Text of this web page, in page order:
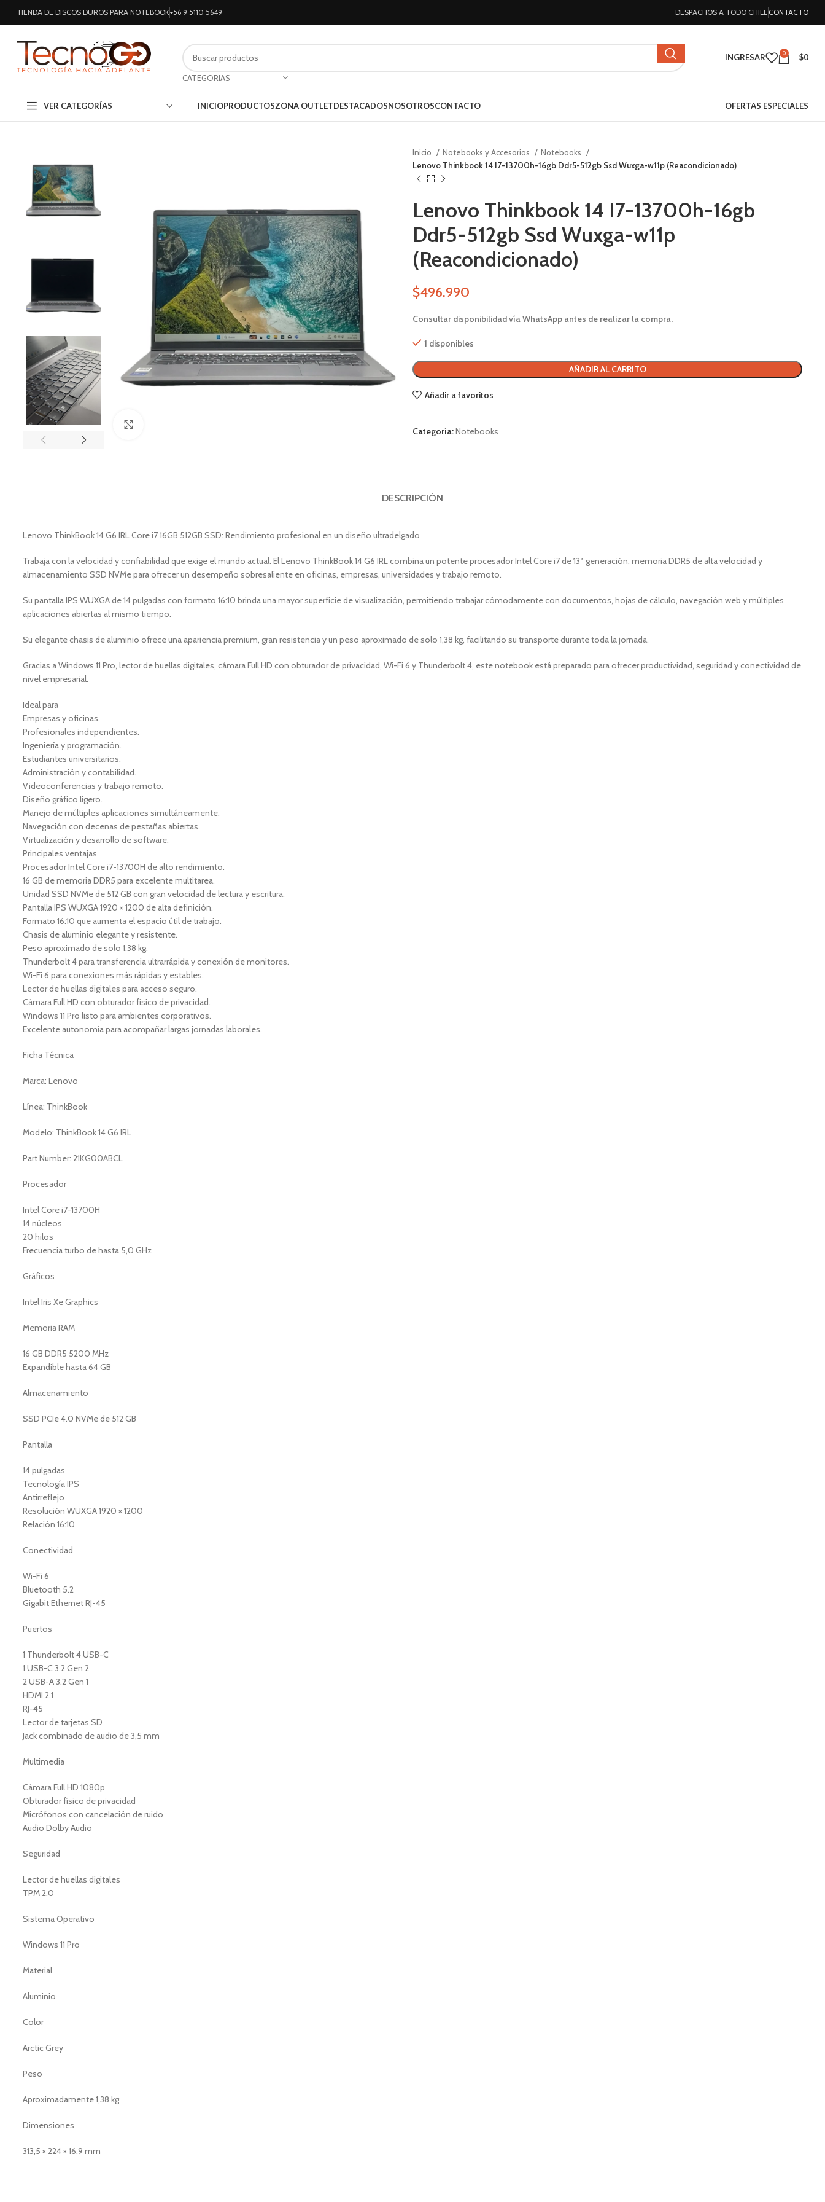
TIENDA DE DISCOS DUROS PARA NOTEBOOK+56 9 5110 5649 DESPACHOS A TODO CHILE CONTACTO
CATEGORIAS
INGRESAR 0 $0
VER CATEGORÍAS INICIOPRODUCTOSZONA OUTLETDESTACADOSNOSOTROSCONTACTO OFERTAS ESPECIALES
Inicio Notebooks y Accesorios
Notebooks
Lenovo Thinkbook 14 I7-13700h-16gb Ddr5-512gb Ssd Wuxga-w11p (Reacondicionado)
Lenovo Thinkbook 14 I7-13700h-16gb
Ddr5-512gb Ssd Wuxga-w11p
(Reacondicionado)
$496.990
Consultar disponibilidad vía WhatsApp antes de realizar la compra.
1 disponibles
AÑADIR AL CARRITO
Añadir a favoritos
Categoría:Notebooks
DESCRIPCIÓN
Lenovo ThinkBook 14 G6 IRL Core i7 16GB 512GB SSD: Rendimiento profesional en un diseño ultradelgado
Trabaja con la velocidad y confiabilidad que exige el mundo actual. El Lenovo ThinkBook 14 G6 IRL combina un potente procesador Intel Core i7 de 13ª generación, memoria DDR5 de alta velocidad y
almacenamiento SSD NVMe para ofrecer un desempeño sobresaliente en oficinas, empresas, universidades y trabajo remoto.
Su pantalla IPS WUXGA de 14 pulgadas con formato 16:10 brinda una mayor superficie de visualización, permitiendo trabajar cómodamente con documentos, hojas de cálculo, navegación web y múltiples
aplicaciones abiertas al mismo tiempo.
Su elegante chasis de aluminio ofrece una apariencia premium, gran resistencia y un peso aproximado de solo 1,38 kg, facilitando su transporte durante toda la jornada.
Gracias a Windows 11 Pro, lector de huellas digitales, cámara Full HD con obturador de privacidad, Wi-Fi 6 y Thunderbolt 4, este notebook está preparado para ofrecer productividad, seguridad y conectividad de
nivel empresarial.
Ideal para
Empresas y oficinas.
Profesionales independientes.
Ingeniería y programación.
Estudiantes universitarios.
Administración y contabilidad.
Videoconferencias y trabajo remoto.
Diseño gráfico ligero.
Manejo de múltiples aplicaciones simultáneamente.
Navegación con decenas de pestañas abiertas.
Virtualización y desarrollo de software.
Principales ventajas
Procesador Intel Core i7-13700H de alto rendimiento.
16 GB de memoria DDR5 para excelente multitarea.
Unidad SSD NVMe de 512 GB con gran velocidad de lectura y escritura.
Pantalla IPS WUXGA 1920 × 1200 de alta definición.
Formato 16:10 que aumenta el espacio útil de trabajo.
Chasis de aluminio elegante y resistente.
Peso aproximado de solo 1,38 kg.
Thunderbolt 4 para transferencia ultrarrápida y conexión de monitores.
Wi-Fi 6 para conexiones más rápidas y estables.
Lector de huellas digitales para acceso seguro.
Cámara Full HD con obturador físico de privacidad.
Windows 11 Pro listo para ambientes corporativos.
Excelente autonomía para acompañar largas jornadas laborales.
Ficha Técnica
Marca: Lenovo
Línea: ThinkBook
Modelo: ThinkBook 14 G6 IRL
Part Number: 21KG00ABCL
Procesador
Intel Core i7-13700H
14 núcleos
20 hilos
Frecuencia turbo de hasta 5,0 GHz
Gráficos
Intel Iris Xe Graphics
Memoria RAM
16 GB DDR5 5200 MHz
Expandible hasta 64 GB
Almacenamiento
SSD PCIe 4.0 NVMe de 512 GB
Pantalla
14 pulgadas
Tecnología IPS
Antirreflejo
Resolución WUXGA 1920 × 1200
Relación 16:10
Conectividad
Wi-Fi 6
Bluetooth 5.2
Gigabit Ethernet RJ-45
Puertos
1 Thunderbolt 4 USB-C
1 USB-C 3.2 Gen 2
2 USB-A 3.2 Gen 1
HDMI 2.1
RJ-45
Lector de tarjetas SD
Jack combinado de audio de 3,5 mm
Multimedia
Cámara Full HD 1080p
Obturador físico de privacidad
Micrófonos con cancelación de ruido
Audio Dolby Audio
Seguridad
Lector de huellas digitales
TPM 2.0
Sistema Operativo
Windows 11 Pro
Material
Aluminio
Color
Arctic Grey
Peso
Aproximadamente 1,38 kg
Dimensiones
313,5 × 224 × 16,9 mm